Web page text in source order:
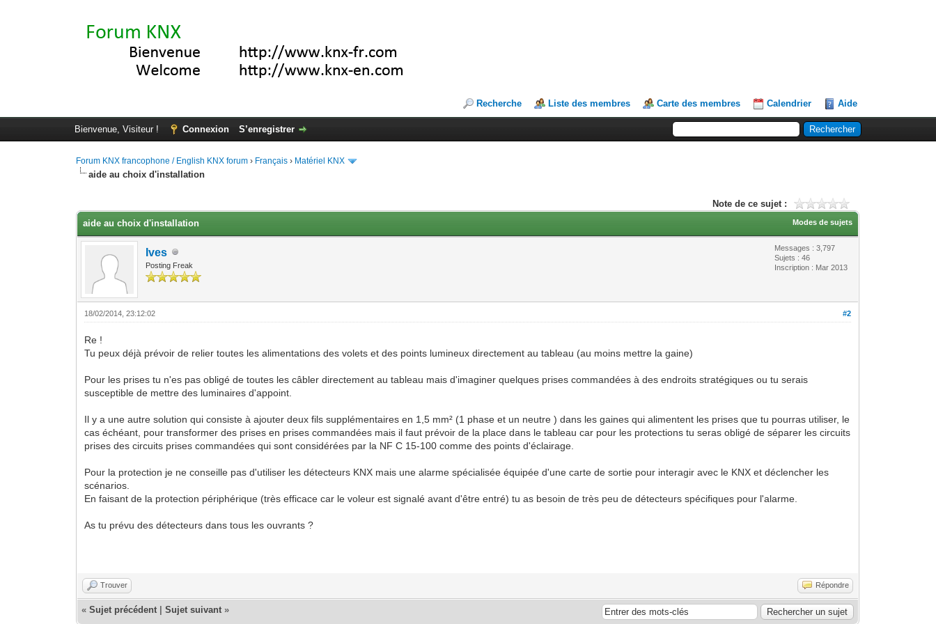
Recherche Liste des membres Carte des membres Calendrier Aide
Bienvenue, Visiteur ! Connexion S’enregistrer
Forum KNX francophone / English KNX forum › Français › Matériel KNX
aide au choix d'installation
Note de ce sujet :
Modes de sujets
aide au choix d'installation
Ives
Posting Freak
Messages : 3,797
Sujets : 46
Inscription : Mar 2013
#2
18/02/2014, 23:12:02
Re !
Tu peux déjà prévoir de relier toutes les alimentations des volets et des points lumineux directement au tableau (au moins mettre la gaine)
Pour les prises tu n'es pas obligé de toutes les câbler directement au tableau mais d'imaginer quelques prises commandées à des endroits stratégiques ou tu serais
susceptible de mettre des luminaires d'appoint.
Il y a une autre solution qui consiste à ajouter deux fils supplémentaires en 1,5 mm² (1 phase et un neutre ) dans les gaines qui alimentent les prises que tu pourras utiliser, le
cas échéant, pour transformer des prises en prises commandées mais il faut prévoir de la place dans le tableau car pour les protections tu seras obligé de séparer les circuits
prises des circuits prises commandées qui sont considérées par la NF C 15-100 comme des points d'éclairage.
Pour la protection je ne conseille pas d'utiliser les détecteurs KNX mais une alarme spécialisée équipée d'une carte de sortie pour interagir avec le KNX et déclencher les
scénarios.
En faisant de la protection périphérique (très efficace car le voleur est signalé avant d'être entré) tu as besoin de très peu de détecteurs spécifiques pour l'alarme.
As tu prévu des détecteurs dans tous les ouvrants ?
Trouver Répondre
«Sujet précédent |Sujet suivant »